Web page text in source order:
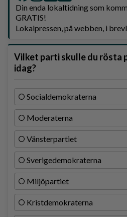
Din enda lokaltidning som
GRATIS!
Lokalpressen, på webben, i
Vilket parti skulle du rösta
idag?
Socialdemokraterna
Moderaterna
Vänsterpartiet
Sverigedemokraterna
Miljöpartiet
Kristdemokraterna